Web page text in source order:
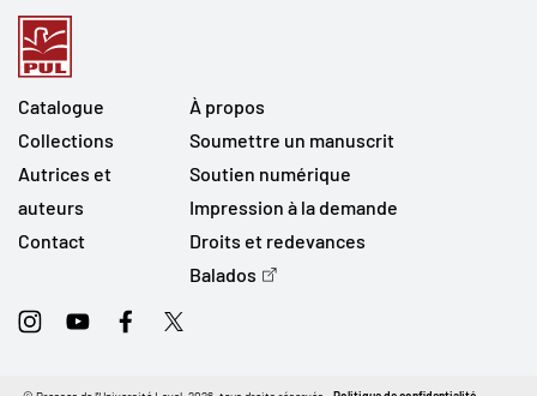
Catalogue
Collections
Autrices et
auteurs
Contact
À propos
Soumettre un manuscrit
Soutien numérique
Impression à la demande
Droits et redevances
Balados
InstagramYoutubeFacebookTwitter